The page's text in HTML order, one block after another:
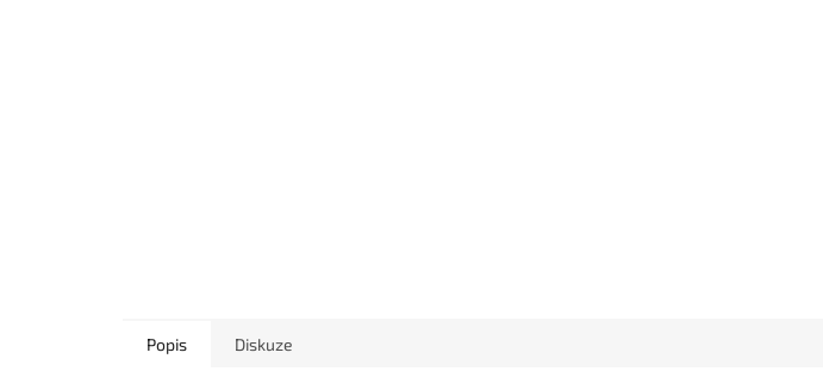
Popis Diskuze